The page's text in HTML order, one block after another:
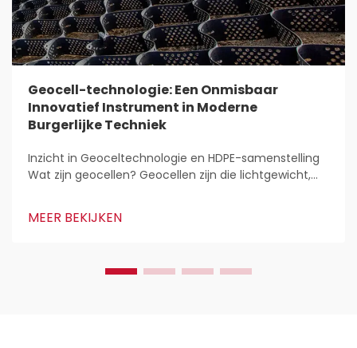
Geocell-technologie: Een Onmisbaar
Innovatief Instrument in Moderne
Burgerlijke Techniek
Inzicht in Geoceltechnologie en HDPE-samenstelling
Wat zijn geocellen? Geocellen zijn die lichtgewicht,
Civieltechnici houden van deze systemen omdat ze...
MEER BEKIJKEN